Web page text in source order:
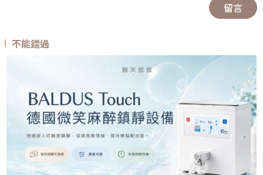
留言
不能錯過